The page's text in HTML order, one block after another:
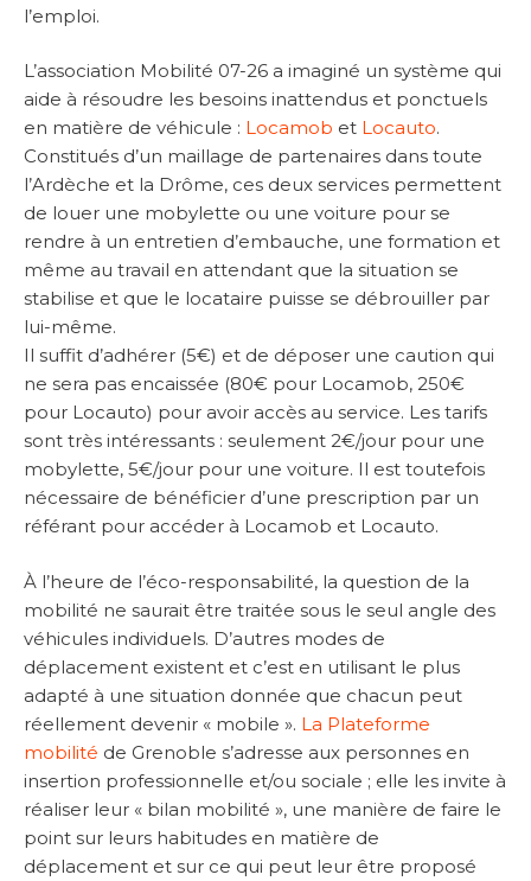
l’emploi.
L’association Mobilité 07-26 a imaginé un système qui
aide à résoudre les besoins inattendus et ponctuels
en matière de véhicule : Locamob et Locauto.
Constitués d’un maillage de partenaires dans toute
l’Ardèche et la Drôme, ces deux services permettent
de louer une mobylette ou une voiture pour se
rendre à un entretien d’embauche, une formation et
même au travail en attendant que la situation se
stabilise et que le locataire puisse se débrouiller par
lui-même.
Il suffit d’adhérer (5€) et de déposer une caution qui
ne sera pas encaissée (80€ pour Locamob, 250€
pour Locauto) pour avoir accès au service. Les tarifs
sont très intéressants : seulement 2€/jour pour une
mobylette, 5€/jour pour une voiture. Il est toutefois
nécessaire de bénéficier d’une prescription par un
référant pour accéder à Locamob et Locauto.
À l’heure de l’éco-responsabilité, la question de la
mobilité ne saurait être traitée sous le seul angle des
véhicules individuels. D’autres modes de
déplacement existent et c’est en utilisant le plus
adapté à une situation donnée que chacun peut
réellement devenir « mobile ». La Plateforme
mobilité de Grenoble s’adresse aux personnes en
insertion professionnelle et/ou sociale ; elle les invite à
réaliser leur « bilan mobilité », une manière de faire le
point sur leurs habitudes en matière de
déplacement et sur ce qui peut leur être proposé